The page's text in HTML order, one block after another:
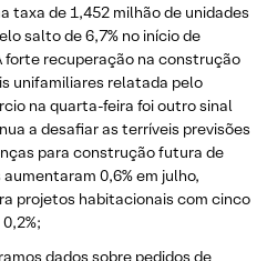
taxa de 1,452 milhão de unidades
salto de 6,7% no início de
forte recuperação na construção
unifamiliares relatada pelo
na quarta-feira foi outro sinal
a desafiar as terríveis previsões
para construção futura de
0,6% em julho,
projetos habitacionais com cinco
dados sobre pedidos de